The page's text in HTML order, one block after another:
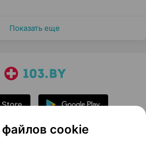
Показать еще
cookie